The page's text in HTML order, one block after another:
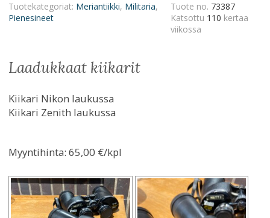
Tuotekategoriat: Meriantiikki, Militaria,
Pienesineet
Tuote no. 73387
Katsottu 110 kertaa
viikossa
laadukkaat kiikarit
Kiikari Nikon laukussa
Kiikari Zenith laukussa
Myyntihinta: 65,00 €/kpl